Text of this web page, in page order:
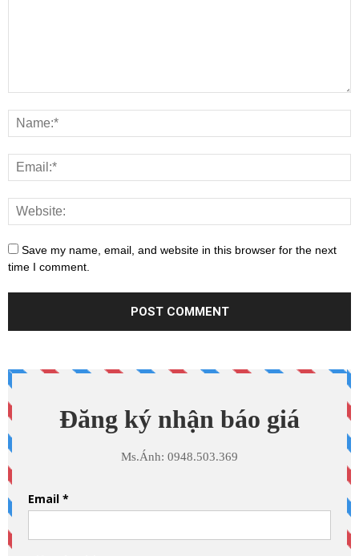
Save my name, email, and website in this browser for the next
time I comment.